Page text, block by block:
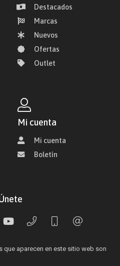
Destacados
Marcas
Nuevos
Ofertas
Outlet
Mi cuenta
Mi cuenta
Boletín
aparecen en este sitio web son